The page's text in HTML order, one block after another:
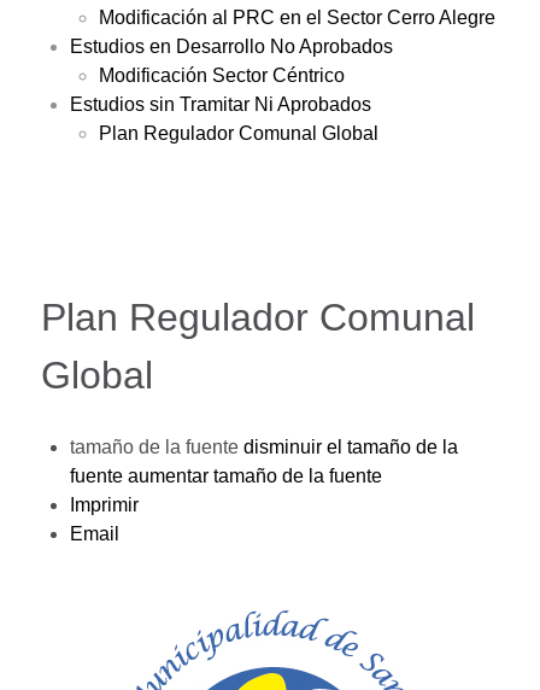
Modificación al PRC en el Sector Cerro Alegre
Estudios en Desarrollo No Aprobados
Modificación Sector Céntrico
Estudios sin Tramitar Ni Aprobados
Plan Regulador Comunal Global
Plan Regulador Comunal
Global
tamaño de la fuente disminuir el tamaño de la
fuente aumentar tamaño de la fuente
Imprimir
Email